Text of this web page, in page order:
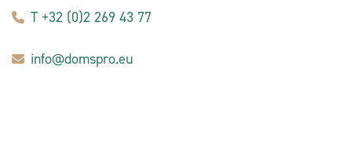
T +32 (0)2 269 43 77
info@domspro.eu